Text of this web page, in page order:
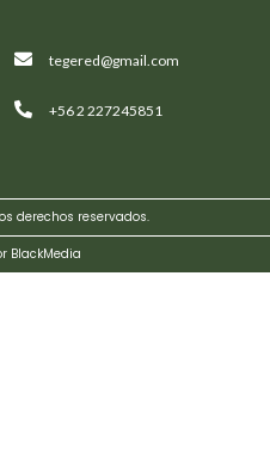
Crimson
Palms
tegered@gmail.com
+56 2 227245851
derechos reservados.
BlackMedia